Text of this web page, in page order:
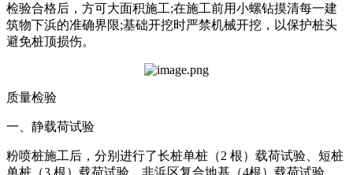
检验合格后，方可大面积施工;在施工前用小螺钻摸清每一建
筑物下浜的准确界限;基础开挖时严禁机械开挖，以保护桩头
避免桩顶损伤。
质量检验
一、静载荷试验
粉喷桩施工后，分别进行了长桩单桩（2 根）载荷试验、短桩
单桩（3 根）载荷试验、非浜区复合地基（4根）载荷试验、